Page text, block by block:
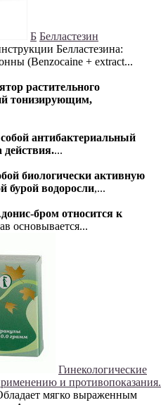
Б Белластезин
Белластезина:
(Benzocaine + extract...
растительного
тонизирующим,
антибактериальный
действия....
биологически активную
бурой водоросли,...
бром относится к
основывается...
Гинекологические
и противопоказания.
мягко выраженным